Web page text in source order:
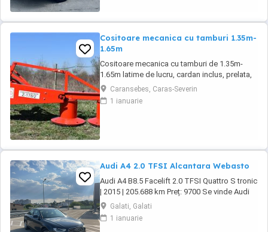
Cositoare mecanica cu tamburi 1.35m-
1.65m
Cositoare mecanica cu tamburi de 1.35m-
1.65m latime de lucru, cardan inclus, prelata,
cheie de cutite Transport in toate judetele
Caransebes, Caras-Severin
1 ianuarie
Audi A4 2.0 TFSI Alcantara Webasto
Audi A4 B8.5 Facelift 2.0 TFSI Quattro S tronic
| 2015 | 205.688 km Preț: 9700 Se vinde Audi
A4 B8.5 Facelift, an fabricație 2015, motor 2.0
TFSI benzină, cutie automată S tronic și
tracțiune Quattro. Mașina este într-o stare
Galati, Galati
1 ianuarie